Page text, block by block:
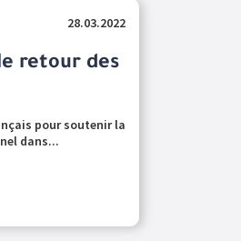
28.03.2022
retour des
pour soutenir la
dans...